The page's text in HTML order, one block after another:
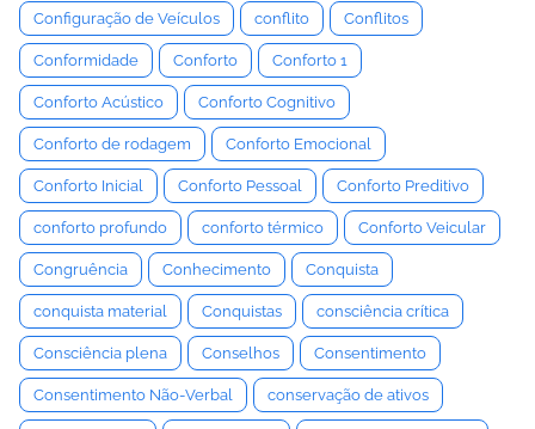
Configuração de Veículos conflito Conflitos
Conformidade Conforto Conforto 1
Conforto Acústico Conforto Cognitivo
Conforto de rodagem Conforto Emocional
Conforto Inicial Conforto Pessoal Conforto Preditivo
conforto profundo conforto térmico Conforto Veicular
Congruência Conhecimento Conquista
conquista material Conquistas consciência crítica
Consciência plena Conselhos Consentimento
Consentimento Não-Verbal conservação de ativos